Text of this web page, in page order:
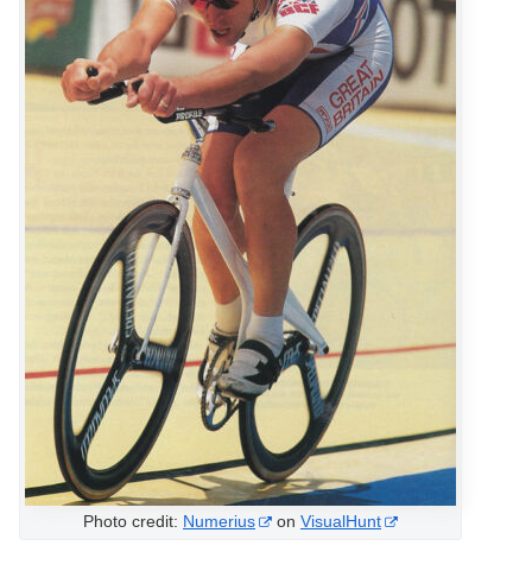
Photo credit: Numerius on VisualHunt